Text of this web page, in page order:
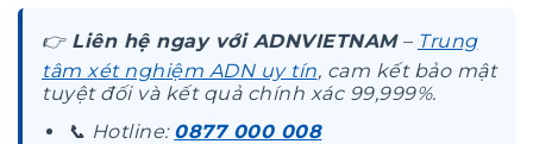
👉 Liên hệ ngay với ADNVIETNAM– Trung
tâm xét nghiệm ADN uy tín, cam kết bảo mật
tuyệt đối và kết quả chính xác 99,999%.
📞 Hotline: 0877 000 008